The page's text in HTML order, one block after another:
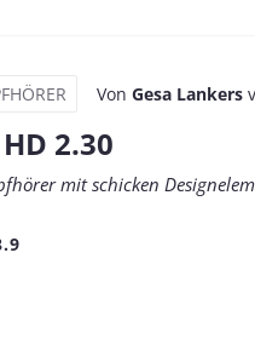
Von Gesa Lankers
2.30
mit schicken